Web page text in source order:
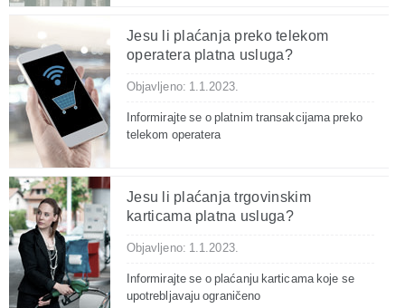
Jesu li plaćanja preko telekom
operatera platna usluga?
Objavljeno: 1.1.2023.
Informirajte se o platnim transakcijama preko
telekom operatera
Jesu li plaćanja trgovinskim
karticama platna usluga?
Objavljeno: 1.1.2023.
Informirajte se o plaćanju karticama koje se
upotrebljavaju ograničeno